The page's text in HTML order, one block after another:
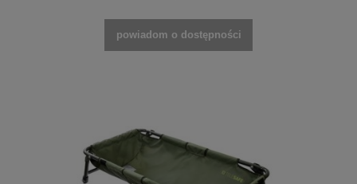
powiadom o dostępności